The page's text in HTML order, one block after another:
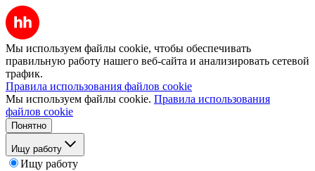
Мы используем файлы cookie, чтобы обеспечивать
правильную работу нашего веб-сайта и анализировать сетевой
трафик.
Правила использования файлов cookie
Мы используем файлы cookie. Правила использования
файлов cookie
Понятно
Ищу работу
Ищу работу